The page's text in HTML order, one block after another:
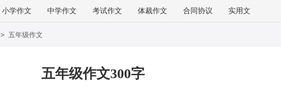
小学作文 中学作文 考试作文 体裁作文 合同协议 实用文
> 五年级作文
五年级作文300字